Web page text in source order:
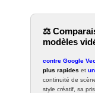
⚖️
modèles
contreGoogle
plus rapides et
continuité de
style créatif, sa